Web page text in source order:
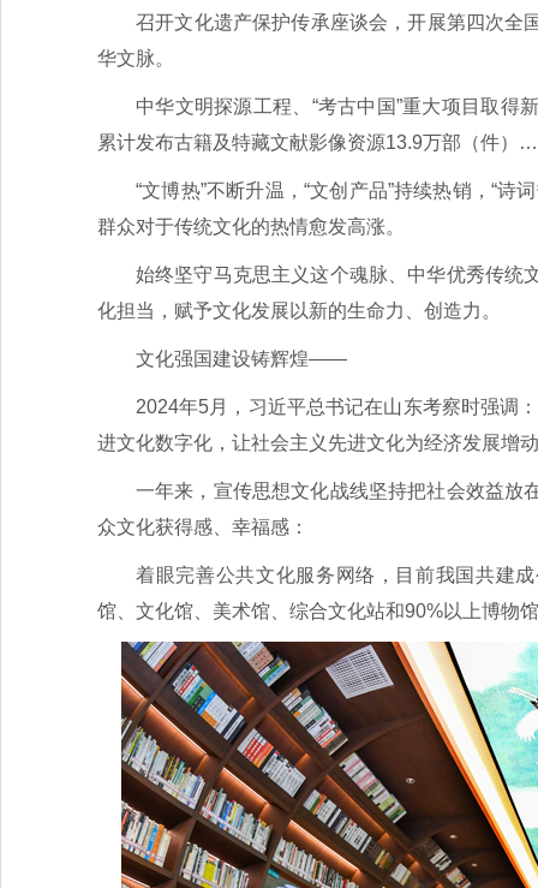
召开文化遗产保护传承座谈会，开展第四次
华文脉。
中华文明探源工程、“考古中国”重大项目取
累计发布古籍及特藏文献影像资源13.9万部（件）
“文博热”不断升温，“文创产品”持续热销，“
群众对于传统文化的热情愈发高涨。
始终坚守马克思主义这个魂脉、中华优秀传统
化担当，赋予文化发展以新的生命力、创造力。
文化强国建设铸辉煌——
2024年5月，习近平总书记在山东考察时强调
进文化数字化，让社会主义先进文化为经济发展增
一年来，宣传思想文化战线坚持把社会效益放
众文化获得感、幸福感：
着眼完善公共文化服务网络，目前我国共建
馆、文化馆、美术馆、综合文化站和90%以上博物